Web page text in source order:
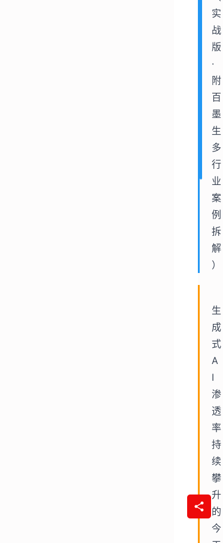
实
战
版
·
附
百
墨
生
多
行
业
案
例
拆
解
）
生
成
式
A
I
渗
透
率
持
续
攀
升
的
今